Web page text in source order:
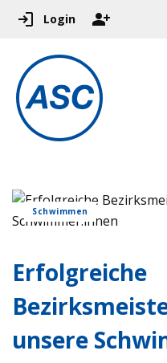
Login
Schwimmen
Erfolgreiche
unsere